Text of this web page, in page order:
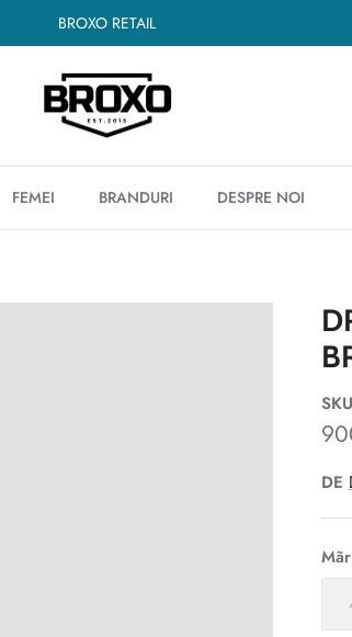
VEZI RECOMANDAREA NOASTRĂ
FEMEI BRANDURI DESPRE NOI
DE